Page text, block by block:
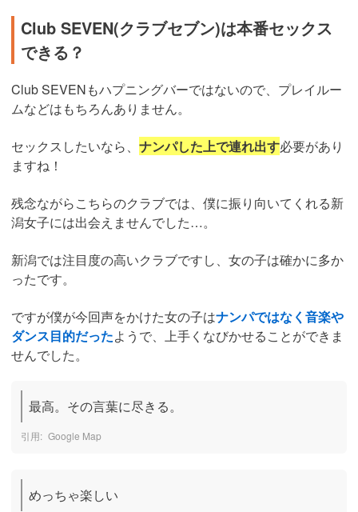
Club SEVEN(クラブセブン)は本番セックス
できる？
Club SEVENもハプニングバーではないので、プレイルー
ムなどはもちろんありません。
セックスしたいなら、 ナンパした上で連れ出す必要があり
ますね！
残念ながらこちらのクラブでは、僕に振り向いてくれる新
潟女子には出会えませんでした…。
新潟では注目度の高いクラブですし、女の子は確かに多か
ったです。
ですが僕が今回声をかけた女の子はナンパではなく音楽や
ダンス目的だったようで、上手くなびかせることができま
せんでした。
最高。その言葉に尽きる。
Google Map
めっちゃ楽しい